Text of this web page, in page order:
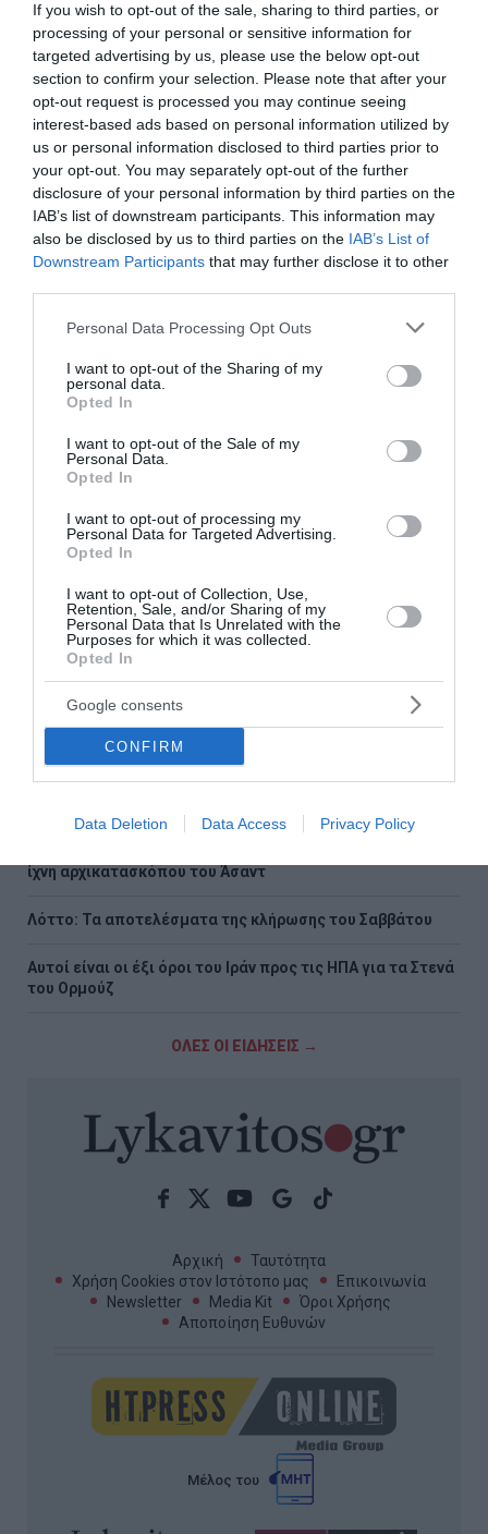
If you wish to opt-out of the sale, sharing to third parties, or
processing of your personal or sensitive information for
targeted advertising by us, please use the below opt-out
section to confirm your selection. Please note that after your
opt-out request is processed you may continue seeing
interest-based ads based on personal information utilized by
us or personal information disclosed to third parties prior to
your opt-out. You may separately opt-out of the further
disclosure of your personal information by third parties on the
IAB’s list of downstream participants. This information may
also be disclosed by us to third parties on the IAB’s List of
Downstream Participants that may further disclose it to other
Please note that this website/app uses one or more Google
not limited to your visit or usage behaviour. You may click to
grant or deny consent to Google and its third-party tags to
use your data for below specified purposes in below Google
consent section.
Personal Data Processing Opt Outs
I want to opt-out of the Sharing of my
personal data.
Opted In
I want to opt-out of the Sale of my
Personal Data.
Opted In
I want to opt-out of processing my
Personal Data for Targeted Advertising.
Opted In
I want to opt-out of Collection, Use,
Retention, Sale, and/or Sharing of my
Personal Data that Is Unrelated with the
Purposes for which it was collected.
Opted In
Google consents
CONFIRM
Data Deletion Data Access Privacy Policy
Ανακαλύφθηκε άγνωστο σωματίδιο αντιύλης -
Ρίχνει φως στην ύπαρξη του Σύμπαντος
Την πρώτη ένδειξη αντιυπερηλίου-4 είδαν επιστήμονες
που παίρνουν μέρος στο πείραμα ALICE στον Μεγάλο
Επιταχυντή Αδρονίων (LHC) του CERN. Το αντιυπερήλ...
18 Δεκεμβρίου 2024
Κολομβία: 1 δισ. δολάρια από τις ΗΠΑ στον νέο
φιλοτραμπικό πρόεδρο – «Αμείλικτος πόλεμος» στα
Σοβαρό τροχαίο στο Λαγονήσι: Μηχανή της ΔΙΑΣ
τραυματίες
Το Πατητήρι Αλοννήσου
Ποιο λάθος κάνουμε όταν κόβουμε το καρπούζι
Θρίλερ στον Λυκαβηττό: Εξετάζεται η διαδρομή της
57χρονης από την Κυψέλη
Ρέθυμνο: Άγριος ξυλοδαρμός 51χρονου Βρετανού – Πέντε
ίχνη αρχικατασκόπου του Άσαντ
Λόττο: Τα αποτελέσματα της κλήρωσης του Σαββάτου
Αυτοί είναι οι έξι όροι του Ιράν προς τις ΗΠΑ για τα Στενά
του Ορμούζ
ΟΛΕΣ ΟΙ ΕΙΔΗΣΕΙΣ →
Αρχική
Ταυτότητα
Χρήση Cookies στον Ιστότοπο μας
Επικοινωνία
Newsletter
Media Kit
Όροι Χρήσης
Αποποίηση Ευθυνών
Μέλος του